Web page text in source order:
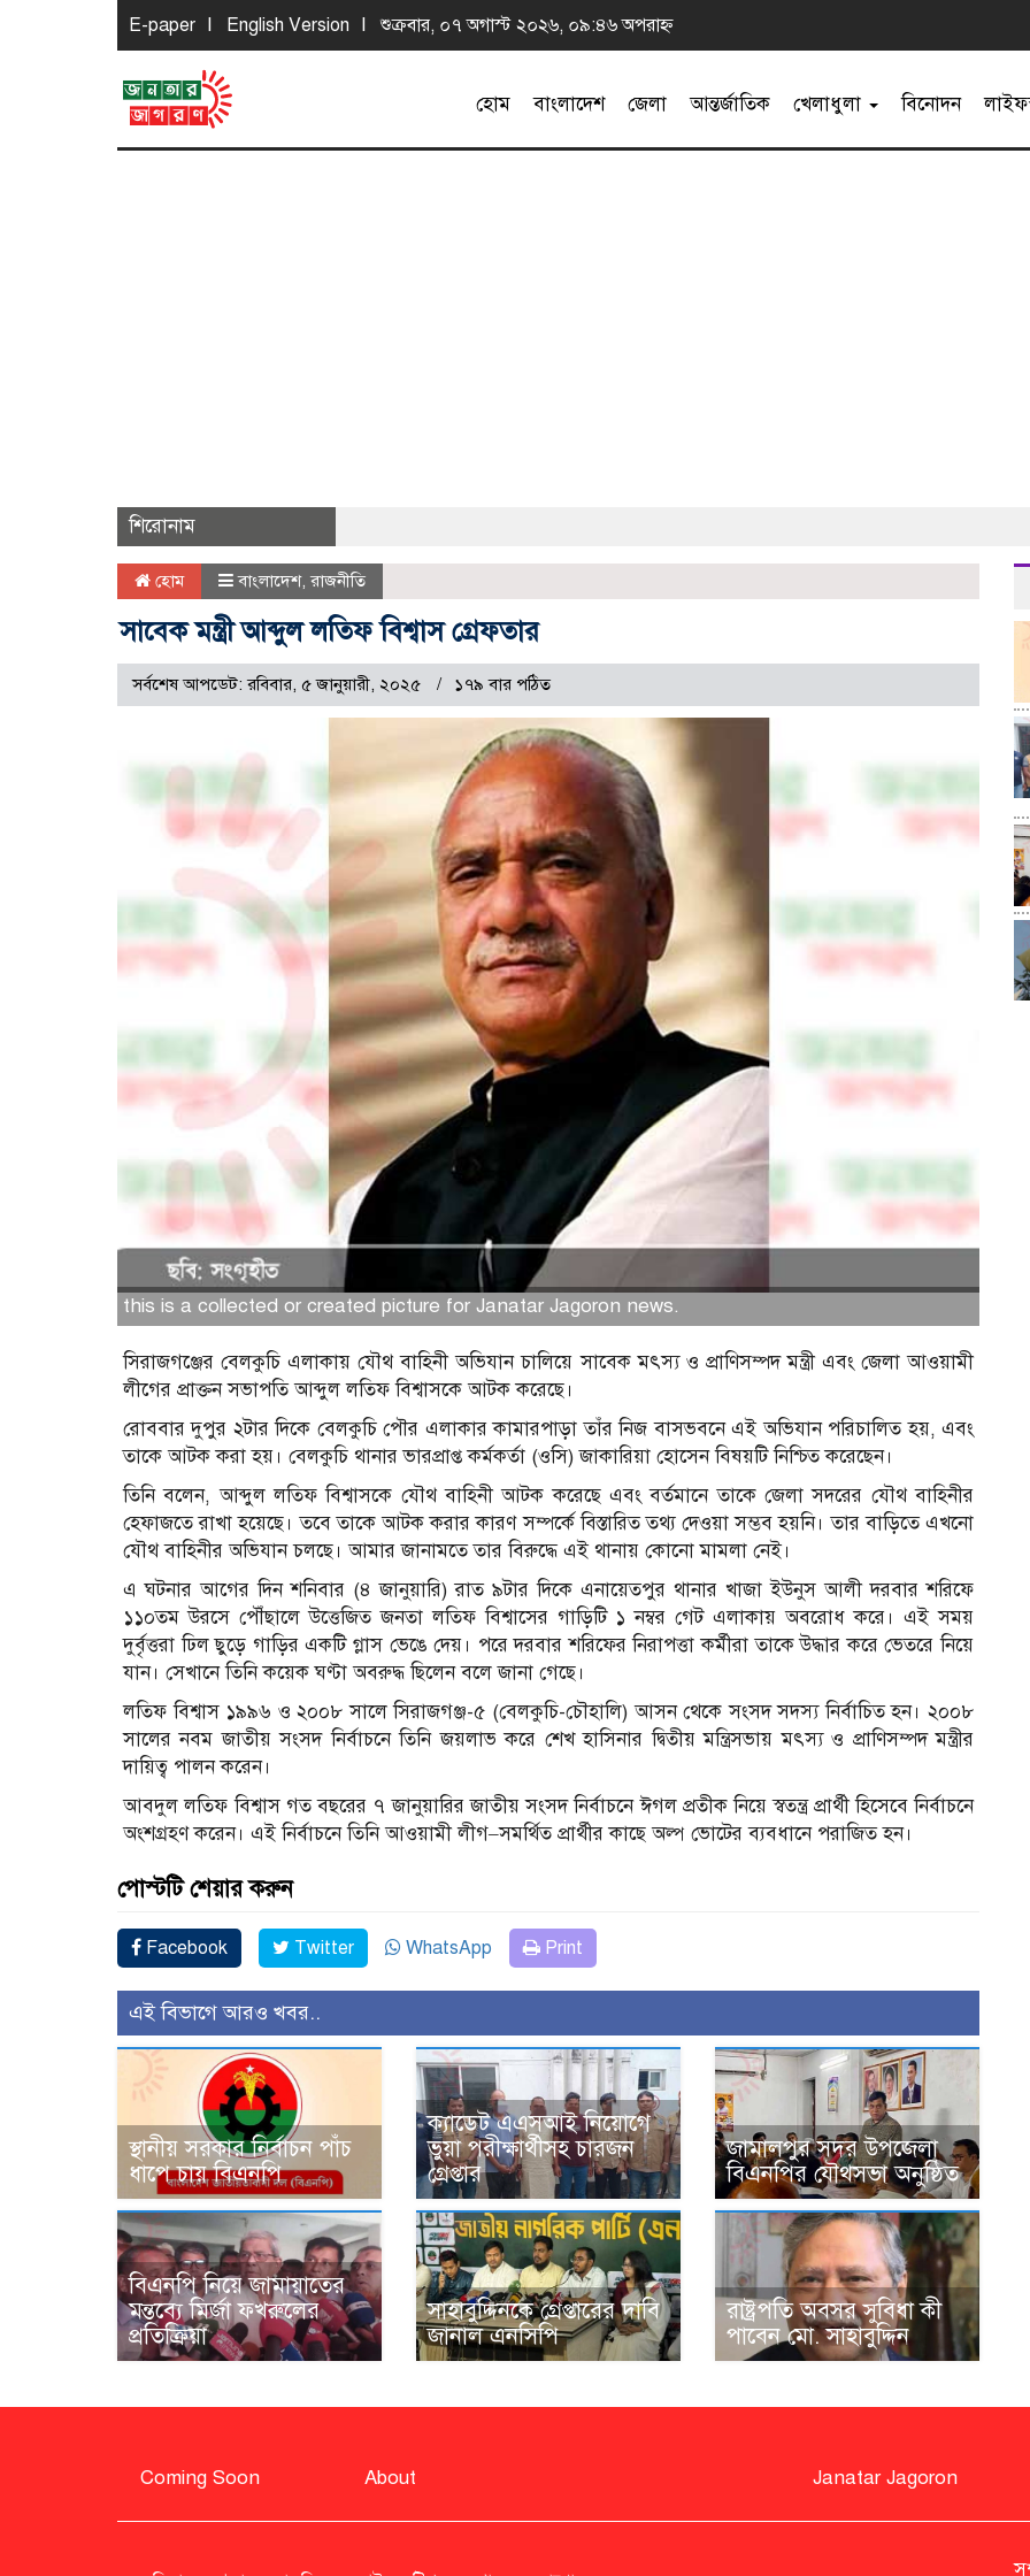
E-paper English Version শুক্রবার, ০৭ অগাস্ট ২০২৬, ০৯:৪৬ অপরাহ্ন
হোম বাংলাদেশ জেলা আন্তর্জাতিক খেলাধুলা বিনোদন
শিরোনাম
হোম বাংলাদেশ, রাজনীতি
সাবেক মন্ত্রী আব্দুল লতিফ বিশ্বাস গ্রেফতার
সর্বশেষ আপডেট: রবিবার, ৫ জানুয়ারী, ২০২৫ ১৭৯ বার পঠিত
this is a collected or created picture for Janatar Jagoron news.
সিরাজগঞ্জের বেলকুচি এলাকায় যৌথ বাহিনী অভিযান চালিয়ে সাবেক মৎস্য ও প্রাণিসম্পদ মন্ত্রী এবং জেলা আওয়ামী
লীগের প্রাক্তন সভাপতি আব্দুল লতিফ বিশ্বাসকে আটক করেছে।
রোববার দুপুর ২টার দিকে বেলকুচি পৌর এলাকার কামারপাড়া তাঁর নিজ বাসভবনে এই অভিযান পরিচালিত হয়, এবং
তাকে আটক করা হয়। বেলকুচি থানার ভারপ্রাপ্ত কর্মকর্তা (ওসি) জাকারিয়া হোসেন বিষয়টি নিশ্চিত করেছেন।
তিনি বলেন, আব্দুল লতিফ বিশ্বাসকে যৌথ বাহিনী আটক করেছে এবং বর্তমানে তাকে জেলা সদরের যৌথ বাহিনীর
হেফাজতে রাখা হয়েছে। তবে তাকে আটক করার কারণ সম্পর্কে বিস্তারিত তথ্য দেওয়া সম্ভব হয়নি। তার বাড়িতে এখনো
যৌথ বাহিনীর অভিযান চলছে। আমার জানামতে তার বিরুদ্ধে এই থানায় কোনো মামলা নেই।
এ ঘটনার আগের দিন শনিবার (৪ জানুয়ারি) রাত ৯টার দিকে এনায়েতপুর থানার খাজা ইউনুস আলী দরবার শরিফে
১১০তম উরসে পৌঁছালে উত্তেজিত জনতা লতিফ বিশ্বাসের গাড়িটি ১ নম্বর গেট এলাকায় অবরোধ করে। এই সময়
দুর্বৃত্তরা ঢিল ছুড়ে গাড়ির একটি গ্লাস ভেঙে দেয়। পরে দরবার শরিফের নিরাপত্তা কর্মীরা তাকে উদ্ধার করে ভেতরে নিয়ে
যান। সেখানে তিনি কয়েক ঘণ্টা অবরুদ্ধ ছিলেন বলে জানা গেছে।
লতিফ বিশ্বাস ১৯৯৬ ও ২০০৮ সালে সিরাজগঞ্জ-৫ (বেলকুচি-চৌহালি) আসন থেকে সংসদ সদস্য নির্বাচিত হন। ২০০৮
সালের নবম জাতীয় সংসদ নির্বাচনে তিনি জয়লাভ করে শেখ হাসিনার দ্বিতীয় মন্ত্রিসভায় মৎস্য ও প্রাণিসম্পদ মন্ত্রীর
দায়িত্ব পালন করেন।
আবদুল লতিফ বিশ্বাস গত বছরের ৭ জানুয়ারির জাতীয় সংসদ নির্বাচনে ঈগল প্রতীক নিয়ে স্বতন্ত্র প্রার্থী হিসেবে নির্বাচনে
অংশগ্রহণ করেন। এই নির্বাচনে তিনি আওয়ামী লীগ–সমর্থিত প্রার্থীর কাছে অল্প ভোটের ব্যবধানে পরাজিত হন।
পোস্টটি শেয়ার করুন
Facebook Twitter WhatsApp Print
এই বিভাগে আরও খবর..
স্থানীয় সরকার নির্বাচন পাঁচ
ধাপে চায় বিএনপি
ক্যাডেট এএসআই নিয়োগে
ভুয়া পরীক্ষার্থীসহ চারজন
গ্রেপ্তার
জামালপুর সদর উপজেলা
বিএনপির যৌথসভা অনুষ্ঠিত
বিএনপি নিয়ে জামায়াতের
মন্তব্যে মির্জা ফখরুলের
প্রতিক্রিয়া
সাহাবুদ্দিনকে গ্রেপ্তারের দাবি
জানাল এনসিপি
রাষ্ট্রপতি অবসর সুবিধা কী
পাবেন মো. সাহাবুদ্দিন
Coming Soon About Janatar Jagoron